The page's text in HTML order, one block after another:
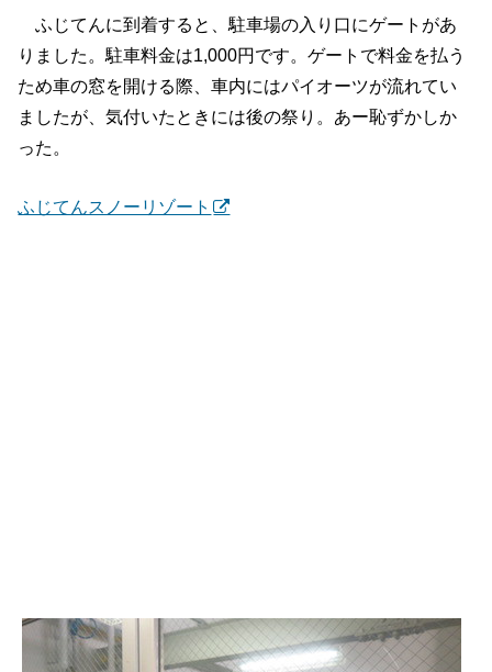
ふじてんに到着すると、駐車場の入り口にゲートがあ
りました。駐車料金は1,000円です。ゲートで料金を払う
ため車の窓を開ける際、車内にはパイオーツが流れてい
ましたが、気付いたときには後の祭り。あー恥ずかしか
った。
ふじてんスノーリゾート